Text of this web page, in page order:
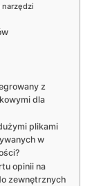
z
dla
plikami
w
opinii na
zewnętrznych